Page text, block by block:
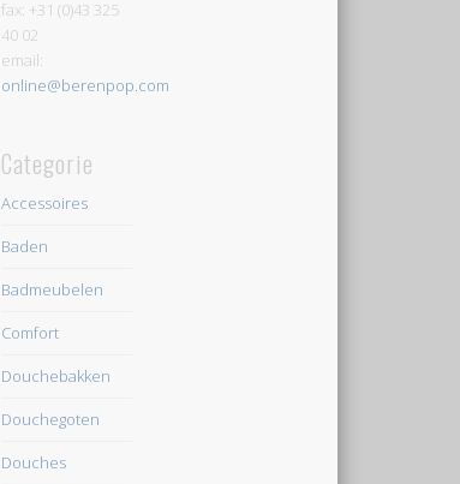
fax: +31 (0)43 325
40 02
email:
online@berenpop.com
Categorie
Accessoires
Baden
Badmeubelen
Comfort
Douchebakken
Douchegoten
Douches